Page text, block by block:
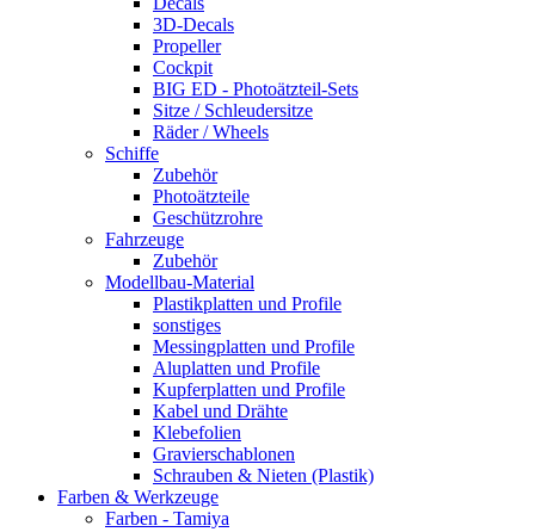
3D-Decals
Propeller
Cockpit
BIG ED - Photoätzteil-Sets
Sitze / Schleudersitze
Räder / Wheels
Schiffe
Zubehör
Photoätzteile
Geschützrohre
Fahrzeuge
Zubehör
Modellbau-Material
Plastikplatten und Profile
sonstiges
Messingplatten und Profile
Aluplatten und Profile
Kupferplatten und Profile
Kabel und Drähte
Klebefolien
Gravierschablonen
Schrauben & Nieten (Plastik)
Farben & Werkzeuge
Farben - Tamiya